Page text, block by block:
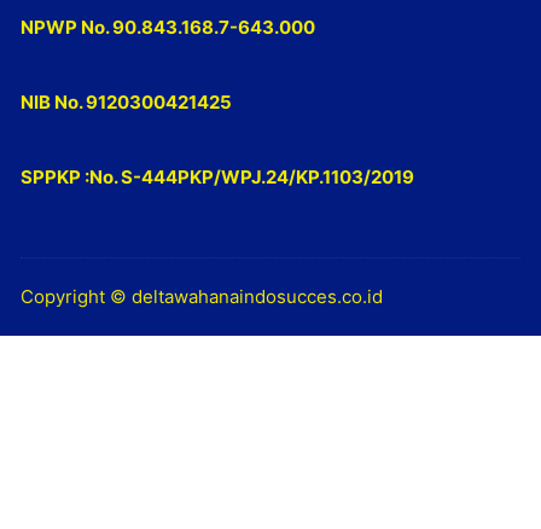
NPWP No. 90.843.168.7-643.000
NIB No. 9120300421425
SPPKP :No. S-444PKP/WPJ.24/KP.1103/2019
Copyright © deltawahanaindosucces.co.id